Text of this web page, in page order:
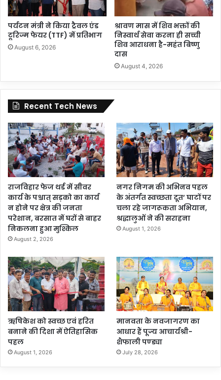
पर्यटन मंत्री ने किया ट्रैवल एंड
टूरिज्म फेयर (TTF) में प्रतिभाग
August 6, 2026
श्रावण मास में शिव भक्तों की
निस्वार्थ सेवा करना ही सच्ची
शिव आराधना है-महंत बिष्णु
दास
August 4, 2026
Recent Tech News
राजविहार फेज थर्ड में सीवर
कार्य के पश्चात् सड़को का कार्य
न होने पर क्षेत्र की जनता
परेशान, बरसात में घरों से बाहर
निकलना हुआ मुश्किल
August 2, 2026
नगर निगम की अभिनव पहल
के अंतर्गत स्वच्छता दूत’ घाटों पर
चला रहे जागरूकता अभियान,
श्रद्धालुओं ने की सराहना
August 1, 2026
ऋषिकेश को स्वच्छ एवं हरित
बनाने की दिशा में ऐतिहासिक
पहल
August 1, 2026
मानवता के नवजागरण का
आधार हैं पूज्य आचार्यश्री-
शैफाली पण्ड्या
July 28, 2026